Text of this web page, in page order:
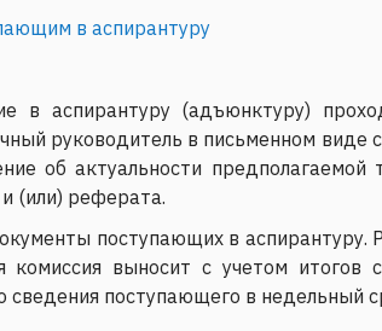
в аспирантуру
в аспирантуру (адъюнктуру)
руководитель в письменном виде
об актуальности
(или) реферата.
поступающих в аспирантуру.
комиссия выносит с учетом итогов
поступающего в недельный